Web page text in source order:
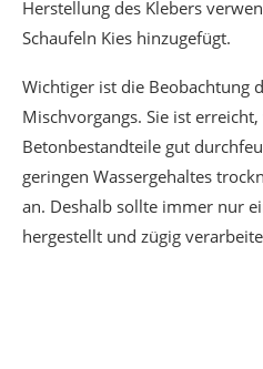
Herstellung des Klebers
Schaufeln Kies hinzugefügt.
Wichtiger ist die Beobachtung
Mischvorgangs. Sie ist
Betonbestandteile gut
geringen Wassergehaltes
an. Deshalb sollte immer nur
hergestellt und zügig